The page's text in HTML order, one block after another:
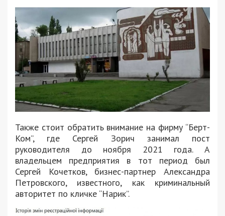
Также стоит обратить внимание на фирму “Берт-
Ком”, где Сергей Зорич занимал пост
руководителя до ноября 2021 года. А
владельцем предприятия в тот период был
Сергей Кочетков, бизнес-партнер Александра
Петровского, известного, как криминальный
авторитет по кличке “Нарик”.